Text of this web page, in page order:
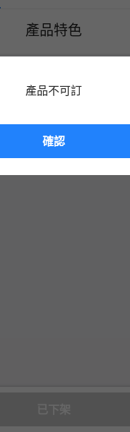
產品特色
產品不可訂
確認